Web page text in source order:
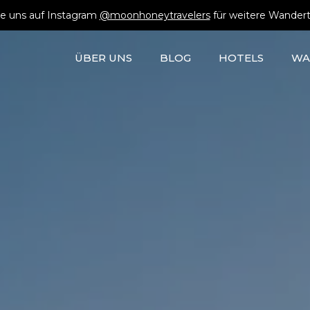
uns auf Instagram @moonhoneytravelersfür weitere
ÜBER UNS BLOG HOTELS